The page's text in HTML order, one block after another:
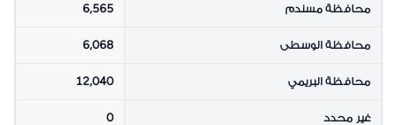
محافظة مسندم 6,565
محافظة الوسطى 6,068
محافظة البريمي 12,040
غير محدد 0